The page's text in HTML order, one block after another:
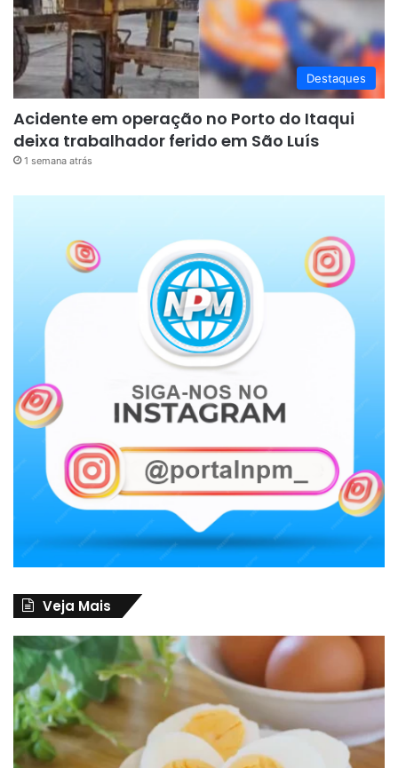
Destaques
Acidente em operação no Porto do Itaqui
deixa trabalhador ferido em São Luís
1 semana atrás
Veja Mais